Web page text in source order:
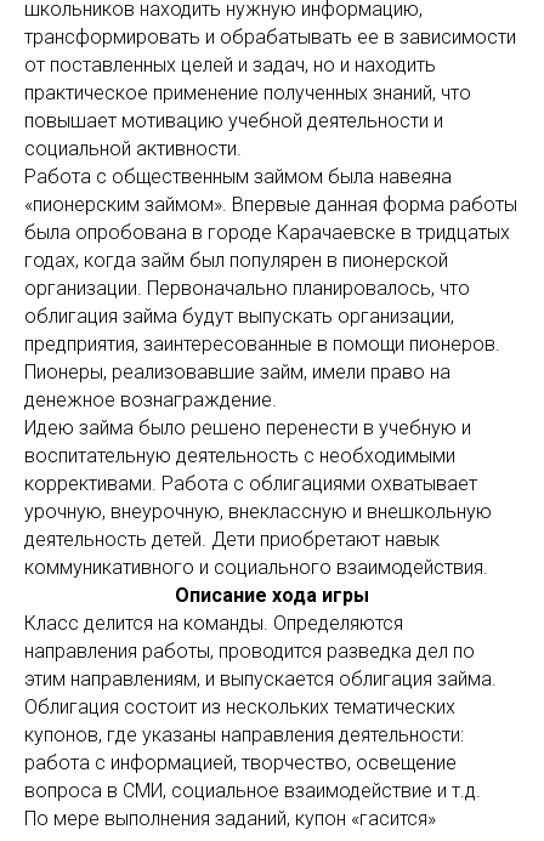
школьников находить нужную информацию,
трансформировать и обрабатывать ее в зависимости
от поставленных целей и задач, но и находить
практическое применение полученных знаний, что
повышает мотивацию учебной деятельности и
социальной активности.
Работа с общественным займом была навеяна
«пионерским займом». Впервые данная форма работы
была опробована в городе Карачаевске в тридцатых
годах, когда займ был популярен в пионерской
организации. Первоначально планировалось, что
облигация займа будут выпускать организации,
предприятия, заинтересованные в помощи пионеров.
Пионеры, реализовавшие займ, имели право на
денежное вознаграждение.
Идею займа было решено перенести в учебную и
воспитательную деятельность с необходимыми
коррективами. Работа с облигациями охватывает
урочную, внеурочную, внеклассную и внешкольную
деятельность детей. Дети приобретают навык
коммуникативного и социального взаимодействия.
Описание хода игры
Класс делится на команды. Определяются
направления работы, проводится разведка дел по
этим направлениям, и выпускается облигация займа.
Облигация состоит из нескольких тематических
купонов, где указаны направления деятельности:
работа с информацией, творчество, освещение
вопроса в СМИ, социальное взаимодействие и т.д.
По мере выполнения заданий, купон «гасится»